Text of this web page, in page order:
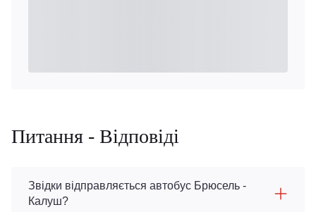
Питання - Відповіді
Звідки відправляється автобус Брюсель -
Калуш?